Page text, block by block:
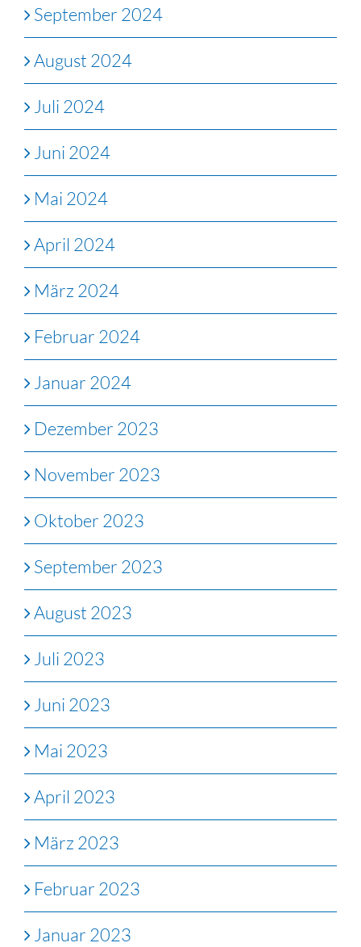
September 2024
August 2024
Juli 2024
Juni 2024
Mai 2024
April 2024
März 2024
Februar 2024
Januar 2024
Dezember 2023
November 2023
Oktober 2023
September 2023
August 2023
Juli 2023
Juni 2023
Mai 2023
April 2023
März 2023
Februar 2023
Januar 2023